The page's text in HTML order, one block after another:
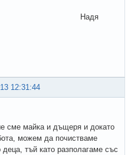
12:31:44
сме майка и дъщеря и докато
можем да почистваме
тъй като разполагаме със